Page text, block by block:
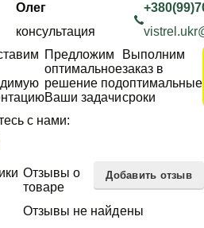
Олег
консультация
Предложим
оптимальное
решение под
Ваши задачи
Выполним
заказ в
оптимальные
сроки
с нами:
Отзывы о
товаре
Добавить отзыв
Отзывы не найдены